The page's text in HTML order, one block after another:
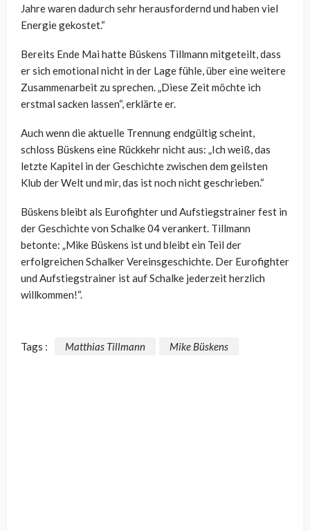
Jahre waren dadurch sehr herausfordernd und haben viel
Energie gekostet.“
Bereits Ende Mai hatte Büskens Tillmann mitgeteilt, dass
er sich emotional nicht in der Lage fühle, über eine weitere
Zusammenarbeit zu sprechen. „Diese Zeit möchte ich
erstmal sacken lassen“, erklärte er.
Auch wenn die aktuelle Trennung endgültig scheint,
schloss Büskens eine Rückkehr nicht aus: „Ich weiß, das
letzte Kapitel in der Geschichte zwischen dem geilsten
Klub der Welt und mir, das ist noch nicht geschrieben.“
Büskens bleibt als Eurofighter und Aufstiegstrainer fest in
der Geschichte von Schalke 04 verankert. Tillmann
betonte: „Mike Büskens ist und bleibt ein Teil der
erfolgreichen Schalker Vereinsgeschichte. Der Eurofighter
und Aufstiegstrainer ist auf Schalke jederzeit herzlich
willkommen!“.
Tags : Matthias Tillmann Mike Büskens